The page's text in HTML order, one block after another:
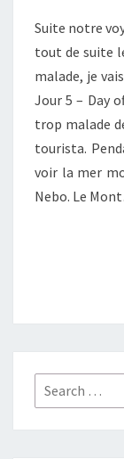
Suite notre
tout de suite
malade, je
Jour 5 – Day
trop malade
tourista.
voir la mer
Nebo. Le
Search
for: